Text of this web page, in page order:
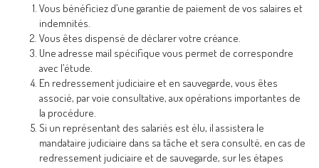
Vous bénéficiez d’une garantie de paiement de vos salaires et
indemnités.
Vous êtes dispensé de déclarer votre créance.
Une adresse mail spécifique vous permet de correspondre
avec l’étude.
En redressement judiciaire et en sauvegarde, vous êtes
associé, par voie consultative, aux opérations importantes de
la procédure.
Si un représentant des salariés est élu, il assistera le
mandataire judiciaire dans sa tâche et sera consulté, en cas de
redressement judiciaire et de sauvegarde, sur les étapes